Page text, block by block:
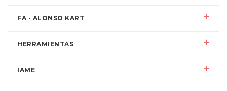
FA - ALONSO KART
HERRAMIENTAS
IAME